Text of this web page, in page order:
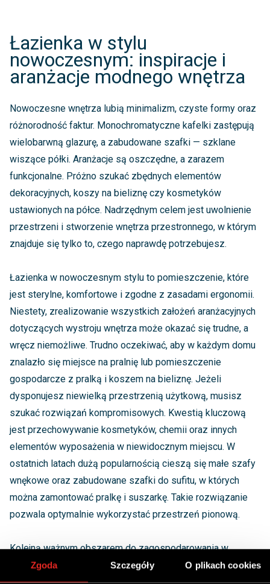
Zgoda Szczegóły O plikach cookies
Łazienka w stylu
nowoczesnym: inspiracje i
aranżacje modnego wnętrza
Nowoczesne wnętrza lubią minimalizm, czyste formy oraz
różnorodność faktur. Monochromatyczne kafelki zastępują
wielobarwną glazurę, a zabudowane szafki — szklane
wiszące półki. Aranżacje są oszczędne, a zarazem
funkcjonalne. Próżno szukać zbędnych elementów
dekoracyjnych, koszy na bieliznę czy kosmetyków
ustawionych na półce. Nadrzędnym celem jest uwolnienie
przestrzeni i stworzenie wnętrza przestronnego, w którym
znajduje się tylko to, czego naprawdę potrzebujesz.
Łazienka w nowoczesnym stylu to pomieszczenie, które
jest sterylne, komfortowe i zgodne z zasadami ergonomii.
Niestety, zrealizowanie wszystkich założeń aranżacyjnych
dotyczących wystroju wnętrza może okazać się trudne, a
wręcz niemożliwe. Trudno oczekiwać, aby w każdym domu
znalazło się miejsce na pralnię lub pomieszczenie
gospodarcze z pralką i koszem na bieliznę. Jeżeli
dysponujesz niewielką przestrzenią użytkową, musisz
szukać rozwiązań kompromisowych. Kwestią kluczową
jest przechowywanie kosmetyków, chemii oraz innych
elementów wyposażenia w niewidocznym miejscu. W
ostatnich latach dużą popularnością cieszą się małe szafy
wnękowe oraz zabudowane szafki do sufitu, w których
można zamontować pralkę i suszarkę. Takie rozwiązanie
pozwala optymalnie wykorzystać przestrzeń pionową.
Kolejną ważnym obszarem do zagospodarowania w
nowoczesnej łazience jest miejsce pod umywalką.
Najlepszym wyborem do małych wnętrz będą zabudowane